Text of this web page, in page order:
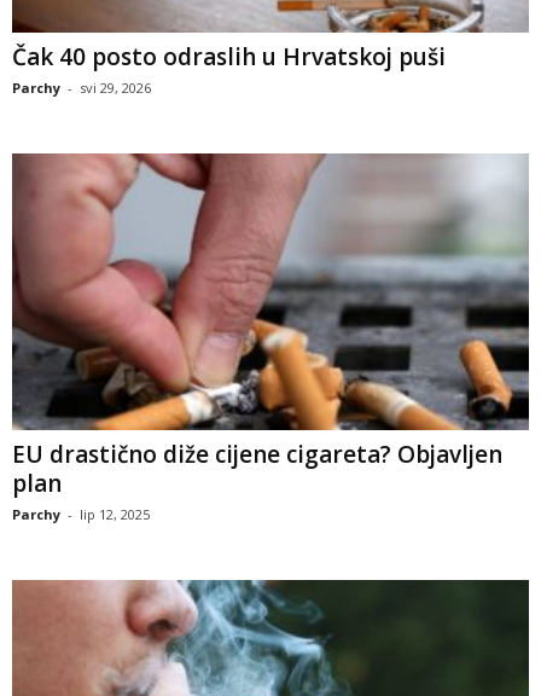
Čak 40 posto odraslih u Hrvatskoj puši
Parchy - svi 29, 2026
EU drastično diže cijene cigareta? Objavljen
plan
Parchy - lip 12, 2025